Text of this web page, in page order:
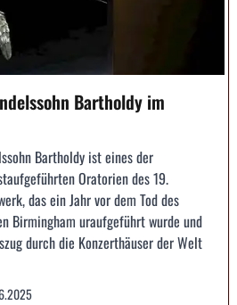
Bartholdy im
Bartholdy ist eines der
Oratorien des 19.
das ein Jahr vor dem Tod des
Birmingham uraufgeführt wurde und
durch die Konzerthäuser der Welt